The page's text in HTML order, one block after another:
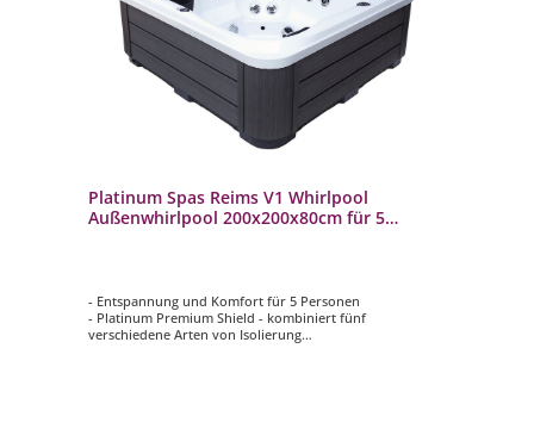
Platinum Spas Reims V1 Whirlpool
Außenwhirlpool 200x200x80cm für 5
- Entspannung und Komfort für 5 Personen
- Platinum Premium Shield - kombiniert fünf
verschiedene Arten von Isolierung